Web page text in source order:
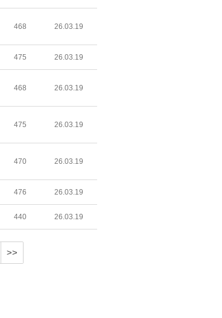
468 26.03.19
475 26.03.19
468 26.03.19
475 26.03.19
470 26.03.19
476 26.03.19
440 26.03.19
>>